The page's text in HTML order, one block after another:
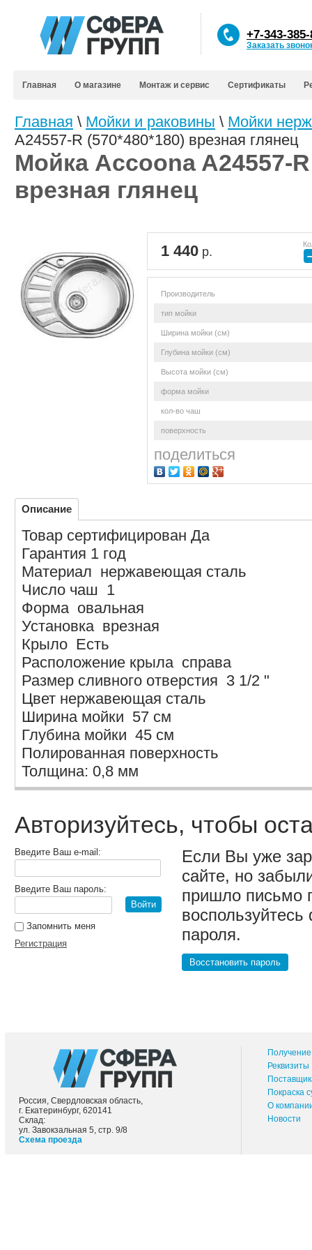
+7-343-
Заказать
Главная О магазине Монтаж и сервис Сертификаты
Главная \ Мойки и раковины \ Мойки
A24557-R (570*480*180) врезная глянец
Мойка Accoona A24557-
врезная глянец
1 440 р.
Производитель
тип мойки
Ширина мойки (см)
Глубина мойки (см)
Высота мойки (см)
форма мойки
кол-во чаш
поверхность
поделиться
Описание
Товар сертифицирован Да
Гарантия 1 год
Материал нержавеющая сталь
Число чаш 1
Форма овальная
Установка врезная
Крыло Есть
Расположение крыла справа
Размер сливного отверстия 3 1/2 "
Цвет нержавеющая сталь
Ширина мойки 57 см
Глубина мойки 45 см
Полированная поверхность
Толщина: 0,8 мм
Авторизуйтесь, чтобы
Введите Ваш e-mail:
Введите Ваш пароль:
Войти
Запомнить меня
Регистрация
Если Вы уже
сайте, но
пришло письмо
пароля.
Восстановить пароль
Россия, Свердловская область,
г. Екатеринбург, 620141
Склад:
ул. Завокзальная 5, стр. 9/8
Схема проезда
Реквизиты
Покраска
О
Новости